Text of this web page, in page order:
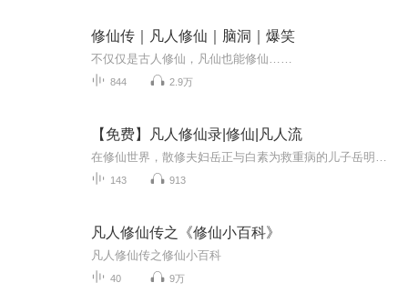
修仙传｜凡人修仙｜脑洞｜爆笑
不仅仅是古人修仙，凡仙也能修仙……
844 2.9万
【免费】凡人修仙录|修仙|凡人流
143 913
凡人修仙传之《修仙小百科》
凡人修仙传之修仙小百科
40 9万